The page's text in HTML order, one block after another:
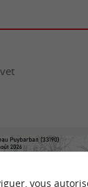
vous